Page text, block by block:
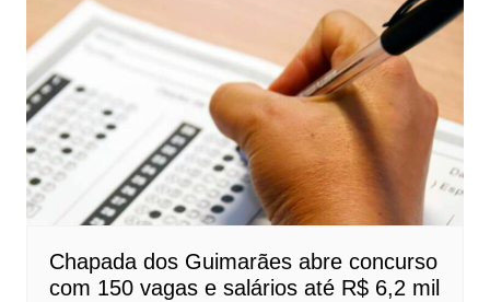
Chapada dos Guimarães abre concurso
com 150 vagas e salários até R$ 6,2 mil